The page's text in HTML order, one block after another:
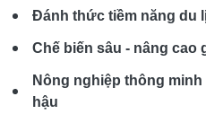
Đánh thức tiềm năng du
Chế biến sâu - nâng cao
Nông nghiệp thông
hậu